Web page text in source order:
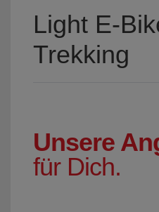
Light E-
Trekking
Unsere
für Dich.